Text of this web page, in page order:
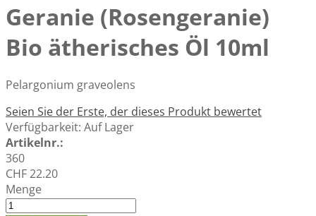
Geranie (Rosengeranie)
Bio ätherisches Öl 10ml
Pelargonium graveolens
Seien Sie der Erste, der dieses Produkt bewertet
Verfügbarkeit: Auf Lager
Artikelnr.:
360
CHF 22.20
Menge